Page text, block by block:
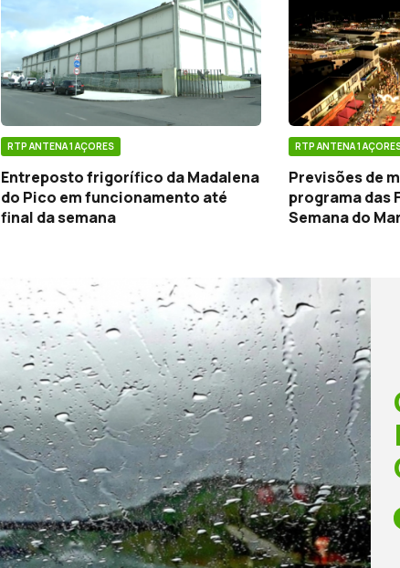
RTP ANTENA 1 AÇORES
Entreposto frigorífico da Madalena
do Pico em funcionamento até
final da semana
RTP ANTENA 1
Previsões de
programa das Festas da Praia e da
Semana do Mar